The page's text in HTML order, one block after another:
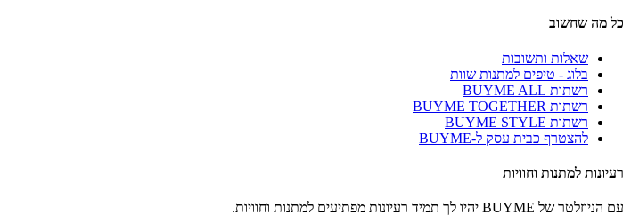
כל מה שחשוב
שאלות ותשובות
בלוג - טיפים למתנות שוות
רשתות BUYME ALL
רשתות BUYME TOGETHER
רשתות BUYME STYLE
להצטרף כבית עסק ל-BUYME
רעיונות למתנות וחוויות
עם הניוזלטר של BUYME יהיו לך תמיד רעיונות מפתיעים למתנות וחוויות.